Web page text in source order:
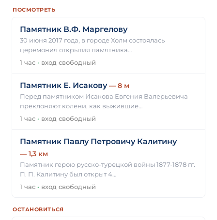
ПОСМОТРЕТЬ
Памятник В.Ф. Маргелову
30 июня 2017 года, в городе Холм состоялась
церемония открытия памятника…
1 час · вход свободный
Памятник Е. Исакову — 8 м
Перед памятником Исакова Евгения Валерьевича
преклоняют колени, как выжившие…
1 час · вход свободный
Памятник Павлу Петровичу Калитину
— 1,3 км
Памятник герою русско-турецкой войны 1877-1878 гг.
П. П. Калитину был открыт 4…
1 час · вход свободный
ОСТАНОВИТЬСЯ